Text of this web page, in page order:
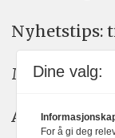
Nyhetstips:
Meninger:
Annonse:
Dine valg:
For å gi deg